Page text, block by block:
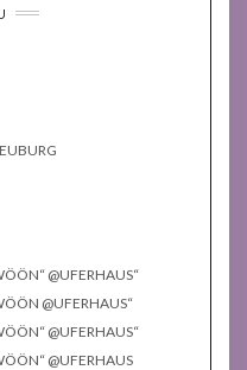
@UFERHAUS“
@UFERHAUS“
@UFERHAUS“
@UFERHAUS